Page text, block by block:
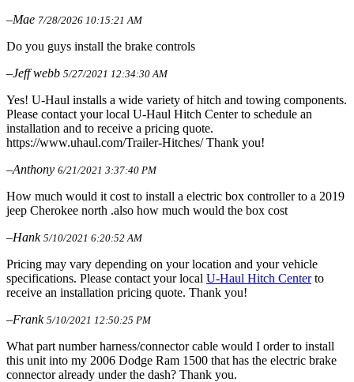
–Mae 7/28/2026 10:15:21 AM
Do you guys install the brake controls
–Jeff webb 5/27/2021 12:34:30 AM
Yes! U-Haul installs a wide variety of hitch and towing components.
Please contact your local U-Haul Hitch Center to schedule an
installation and to receive a pricing quote.
https://www.uhaul.com/Trailer-Hitches/ Thank you!
–Anthony 6/21/2021 3:37:40 PM
How much would it cost to install a electric box controller to a 2019
jeep Cherokee north .also how much would the box cost
–Hank 5/10/2021 6:20:52 AM
Pricing may vary depending on your location and your vehicle
specifications. Please contact your local U-Haul Hitch Centerto
receive an installation pricing quote. Thank you!
–Frank 5/10/2021 12:50:25 PM
What part number harness/connector cable would I order to install
this unit into my 2006 Dodge Ram 1500 that has the electric brake
connector already under the dash? Thank you.